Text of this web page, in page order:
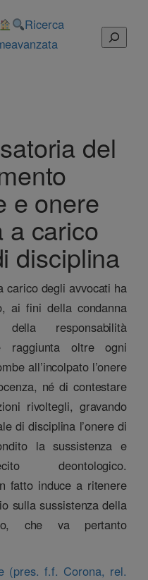
Ricerca
avanzata
Cerca
del
e onere
a carico
disciplina
carico degli avvocati ha
ai fini della condanna
responsabilità
raggiunta oltre ogni
all’incolpato l’onere
né di contestare
rivoltegli, gravando
di disciplina l’onere di
la sussistenza e
deontologico.
fatto induce a ritenere
sulla sussistenza della
che va pertanto
(pres. f.f. Corona, rel.